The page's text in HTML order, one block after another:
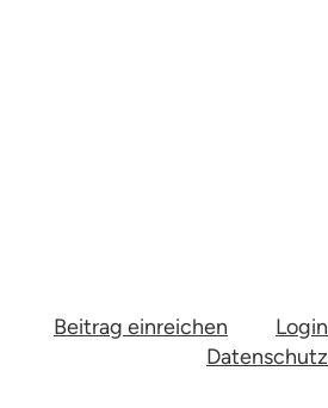
Beitrag einreichen Login
Datenschutz